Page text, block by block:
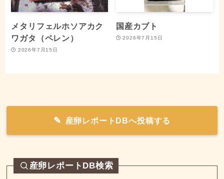
メタリフェルホソアカク
ワガタ（ペレン）
2026年7月15日
国産カブト
2026年7月15日
産卵レポートDBへ投稿する
産卵レポートDB検索